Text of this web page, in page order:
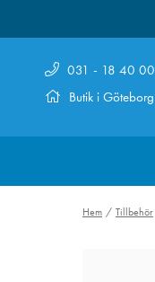
031 - 18 40 00
Butik i Göteborg
Hem Tillbehör